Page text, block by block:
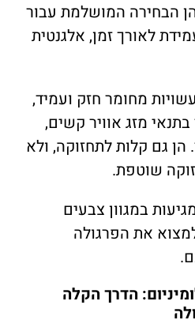
הן הבחירה המושלמת עבור
לאורך זמן, אלגנטית
מחומר חזק ועמיד,
מזג אוויר קשים,
גם קלות לתחזוקה, ולא
שוטפת.
במגוון צבעים
את הפרגולה
הדרך הקלה